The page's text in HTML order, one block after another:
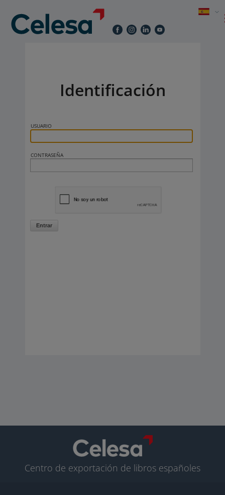
Identificación
USUARIO
CONTRASEÑA
Entrar
Centro de exportación de libros españoles